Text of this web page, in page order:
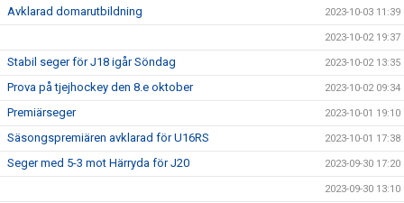
Avklarad domarutbildning 2023-10-03 11:39
2023-10-02 19:37
Stabil seger för J18 igår Söndag 2023-10-02 13:35
Prova på tjejhockey den 8.e oktober 2023-10-02 09:34
Premiärseger 2023-10-01 19:10
Säsongspremiären avklarad för U16RS 2023-10-01 17:38
Seger med 5-3 mot Härryda för J20 2023-09-30 17:20
2023-09-30 13:10